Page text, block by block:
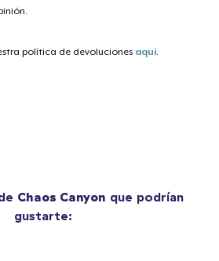
política de devoluciones aquí.
Chaos Canyon que podrían
gustarte: